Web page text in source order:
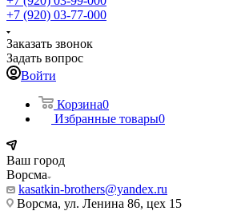
+7 (920) 03-77-000
Заказать звонок
Задать вопрос
Войти
Корзина0
Избранные товары0
Ваш город
Ворсма
kasatkin-brothers@yandex.ru
Ворсма, ул. Ленина 86, цех 15